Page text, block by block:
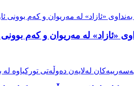
«ئازاد» لە مەریوان و کەم